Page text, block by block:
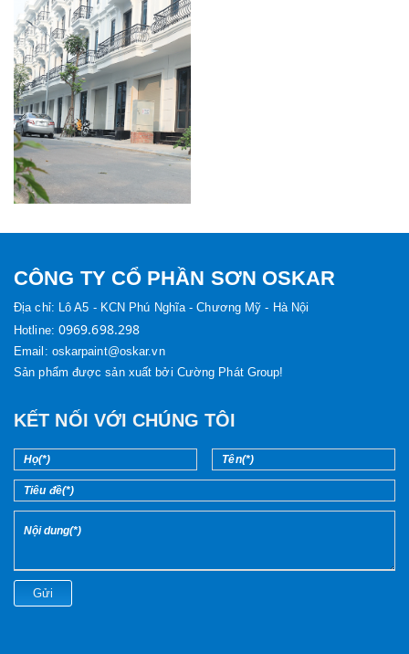
CÔNG TRÌNH BIỆT THỰ
LIỀN [...]
CÔNG TY CỔ PHẦN SƠN OSKAR
Địa chỉ:
Lô A5 - KCN Phú Nghĩa - Chương Mỹ - Hà Nội
Hotline: 0969.698.298
Email: oskarpaint@oskar.vn
Sản phẩm được sản xuất bởi Cường Phát Group!
KẾT NỐI VỚI CHÚNG TÔI
Gửi